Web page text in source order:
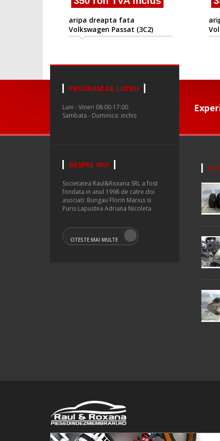
aripa dreapta fata
Volkswagen Passat (3C2)
2005/08 -2010/08
PROGRAM DE LUCRU
Luni - Vineri 08:00-17:00
Sambata - Duminica: inchis
DESPRE NOI
Societatea Raul&Roxana SRL a fost
fondata in anul 1998 de catre doi
asociati: Bungau Florin Marius si
Puris Lapustea Adriana Nicoleta.
CITESTE MAI MULTE
© 2016 Raul&Roxana SRL. Toate drepturile rezervate.